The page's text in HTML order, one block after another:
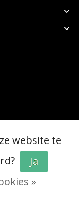
|Privacy policy|
website te
Ja
»